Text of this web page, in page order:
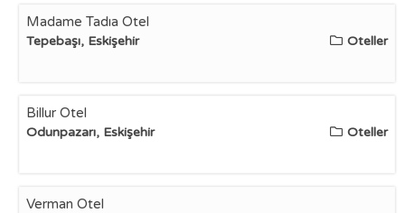
Madame Tadıa Otel
Tepebaşı, Eskişehir Oteller
Billur Otel
Odunpazarı, Eskişehir Oteller
Verman Otel